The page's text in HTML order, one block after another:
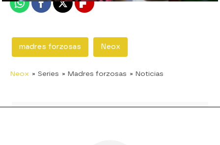
WhatsappFacebook
X Flipboard
madres forzosas Neox
Neox » Series » Madres forzosas » Noticias